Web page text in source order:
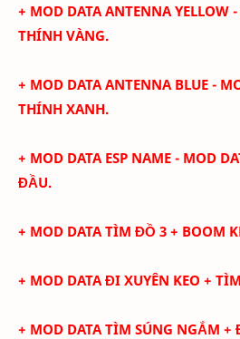
+ MOD DATA ANTENNA YELLOW
THÍNH VÀNG.
+ MOD DATA ANTENNA BLUE -
THÍNH XANH.
+ MOD DATA ESP NAME - MOD
ĐẦU.
+ MOD DATA TÌM ĐỒ 3 + BOOM
+ MOD DATA ĐI XUYÊN KEO +
+ MOD DATA TÌM SÚNG NGẮM +